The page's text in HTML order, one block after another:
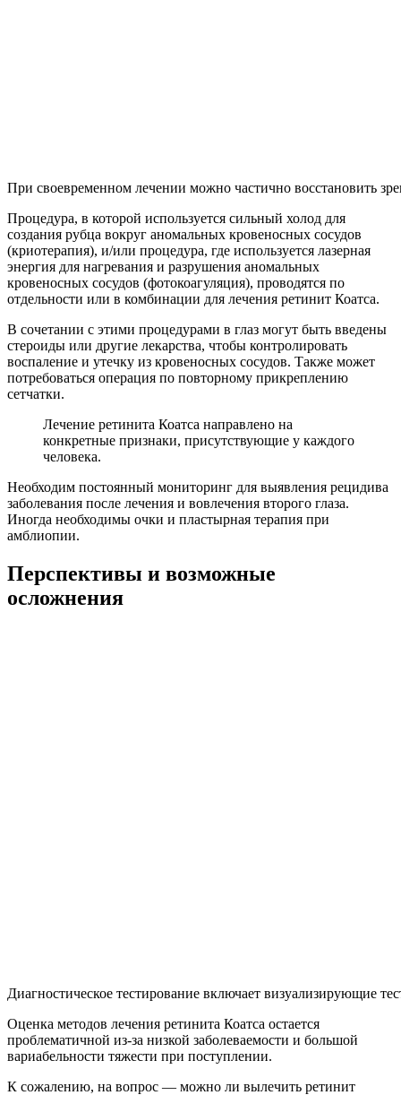
При своевременном лечении можно частично восстановить
Процедура, в которой используется сильный холод для
создания рубца вокруг аномальных кровеносных сосудов
(криотерапия), и/или процедура, где используется лазерная
энергия для нагревания и разрушения аномальных
кровеносных сосудов (фотокоагуляция), проводятся по
отдельности или в комбинации для лечения ретинит Коатса.
В сочетании с этими процедурами в глаз могут быть введены
стероиды или другие лекарства, чтобы контролировать
воспаление и утечку из кровеносных сосудов. Также может
потребоваться операция по повторному прикреплению
сетчатки.
Лечение ретинита Коатса направлено на
конкретные признаки, присутствующие у каждого
человека.
Необходим постоянный мониторинг для выявления рецидива
заболевания после лечения и вовлечения второго глаза.
Иногда необходимы очки и пластырная терапия при
амблиопии.
Перспективы и возможные
осложнения
Диагностическое тестирование включает визуализирующие
Оценка методов лечения ретинита Коатса остается
проблематичной из-за низкой заболеваемости и большой
вариабельности тяжести при поступлении.
К сожалению, на вопрос — можно ли вылечить ретинит